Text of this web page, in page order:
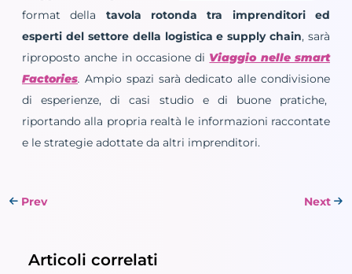
format della tavola rotonda tra imprenditori ed
esperti del settore della logistica e supply chain, sarà
riproposto anche in occasione di Viaggio nelle smart
Factories. Ampio spazi sarà dedicato alle condivisione
di esperienze, di casi studio e di buone pratiche,
riportando alla propria realtà le informazioni raccontate
e le strategie adottate da altri imprenditori.
Prev Next
Articoli correlati